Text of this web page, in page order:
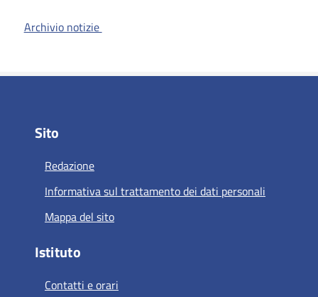
Archivio notizie
Sito
Redazione
Informativa sul trattamento dei dati personali
Mappa del sito
Istituto
Contatti e orari